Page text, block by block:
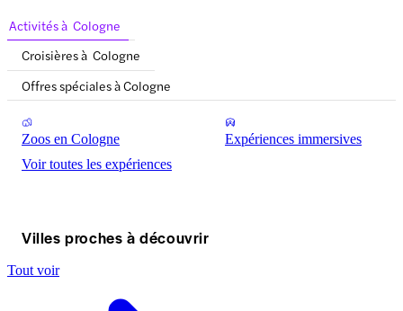
Activités à Cologne
Croisières à Cologne
Offres spéciales à Cologne
Zoos en Cologne
Expériences immersives
Voir toutes les expériences
Villes proches à découvrir
Tout voir